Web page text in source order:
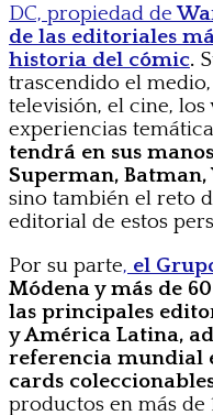
DC, propiedad de
de las editoriales
historia del cómic.
trascendido el
televisión, el cine, los
experiencias
tendrá en sus
Superman,
sino también el reto
editorial de estos
Por su parte, el
Módena y más de
las principales
y América Latina,
referencia mundial
cards
productos en más de